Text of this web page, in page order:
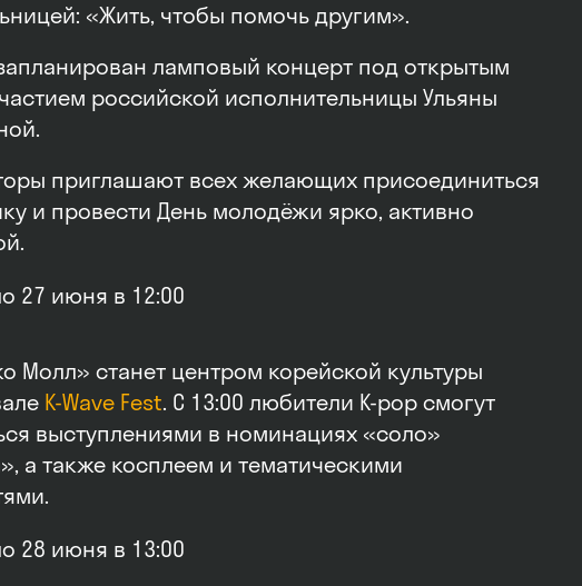
«Жить, чтобы помочь другим».
ламповый концерт под открытым
российской исполнительницы Ульяны
приглашают всех желающих присоединиться
и провести День молодёжи ярко, активно
27 июня в 12:00
Молл» станет центром корейской культуры
K-Wave Fest. С 13:00 любители K-pop смогут
выступлениями в номинациях «соло»
а также косплеем и тематическими
28 июня в 13:00